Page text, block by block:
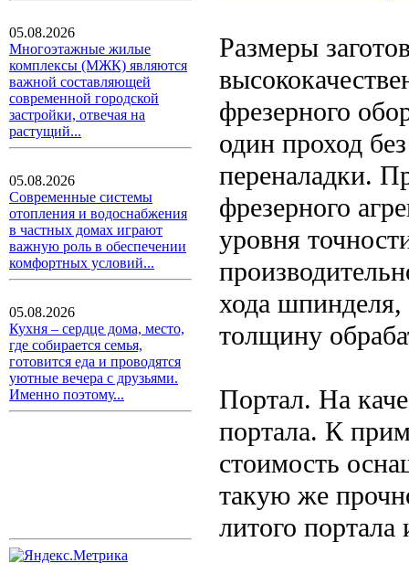
05.08.2026
Многоэтажные жилые
комплексы (МЖК) являются
важной составляющей
современной городской
застройки, отвечая на
растущий...
05.08.2026
Современные системы
отопления и водоснабжения
в частных домах играют
важную роль в обеспечении
комфортных условий...
05.08.2026
Кухня – сердце дома, место,
где собирается семья,
готовится еда и проводятся
уютные вечера с друзьями.
Именно поэтому...
Размеры
фрезерного
один проход
переналадки.
фрезерного
уровня
хода шпинделя,
толщину
Портал. На
портала. К
стоимость
такую же
литого портала